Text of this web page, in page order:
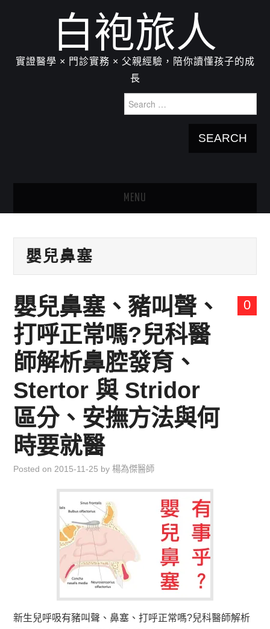
白袍旅人
實證醫學 × 門診實務 × 父親經驗，陪你讀懂孩子的成
長
for:
MENU
關於我：楊為傑醫師
育兒知識集
環遊世界行
直上雲霄去
我思故我在
聯絡我
主婦碎碎念
嬰兒鼻塞
0
嬰兒鼻塞、豬叫聲、
打呼正常嗎?兒科醫
師解析鼻腔發育、
Stertor 與 Stridor
區分、安撫方法與何
時要就醫
Posted on 2015-11-25 by楊為傑醫師
新生兒呼吸有豬叫聲、鼻塞、打呼正常嗎?兒科醫師解析